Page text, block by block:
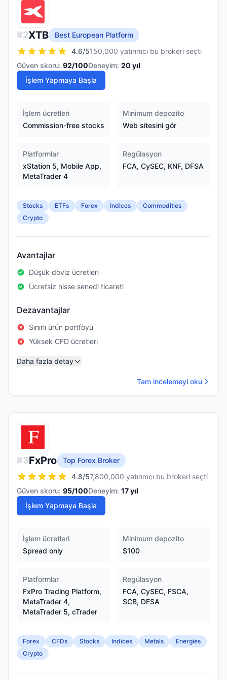
#2XTB
Best European Platform
4.6/5150,000 yatırımcı bu brokeri seçti
Güven skoru: 92/100Deneyim: 20 yıl
İşlem Yapmaya Başla
İşlem ücretleri
Commission-free stocks
Minimum depozito
Web sitesini gör
Platformlar
xStation 5, Mobile App,
MetaTrader 4
Regülasyon
FCA, CySEC, KNF, DFSA
Stocks ETFs Forex Indices
Commodities
Crypto
Avantajlar
Düşük döviz ücretleri
Ücretsiz hisse senedi ticareti
Dezavantajlar
Sınırlı ürün portföyü
Yüksek CFD ücretleri
Daha fazla detay
Tam incelemeyi oku
#3FxPro
Top Forex Broker
4.8/57,800,000 yatırımcı bu brokeri seçti
Güven skoru: 95/100Deneyim: 17yıl
İşlem Yapmaya Başla
İşlem ücretleri
Spread only
Minimum depozito
$100
Platformlar
FxPro Trading Platform,
MetaTrader 4,
MetaTrader 5, cTrader
Regülasyon
FCA, CySEC, FSCA,
SCB, DFSA
Forex CFDs Stocks Indices Metals
Energies
Crypto